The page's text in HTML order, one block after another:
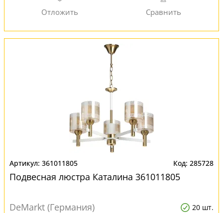
361011805 285728
Подвесная люстра Каталина 361011805
DeMarkt (Германия) 20 шт.